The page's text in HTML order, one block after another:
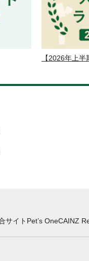
【2026年上
サイト Pet’s OneCAINZ